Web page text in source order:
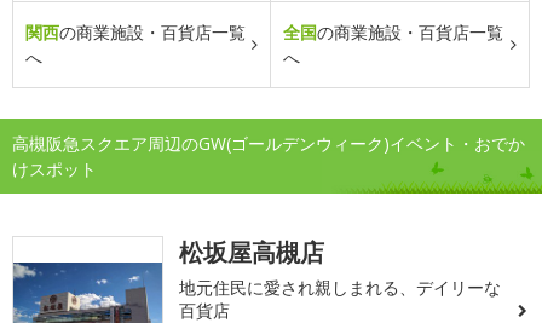
関西の商業施設・百貨店一覧
へ
全国の商業施設・百貨店一覧
へ
高槻阪急スクエア周辺のGW(ゴールデンウィーク)イベント・おでか
けスポット
松坂屋高槻店
地元住民に愛され親しまれる、デイリーな
百貨店